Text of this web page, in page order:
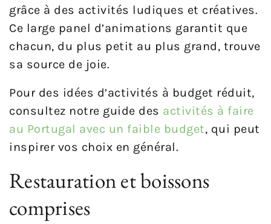
grâce à des activités ludiques et créatives.
Ce large panel d’animations garantit que
chacun, du plus petit au plus grand, trouve
sa source de joie.
Pour des idées d’activités à budget réduit,
consultez notre guide des activités à faire
au Portugal avec un faible budget, qui peut
inspirer vos choix en général.
Restauration et boissons
comprises